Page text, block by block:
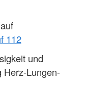
112
und
Herz-Lungen-